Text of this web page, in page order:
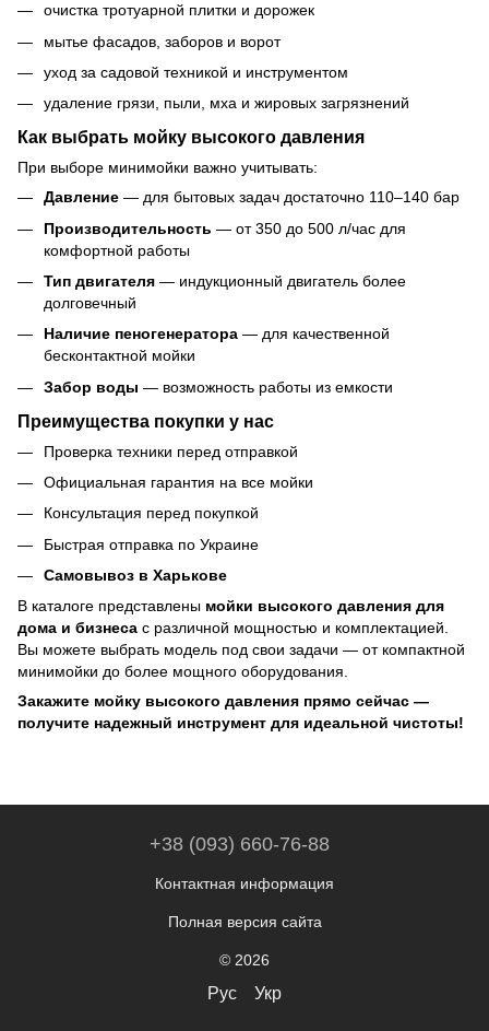
очистка тротуарной плитки и дорожек
мытье фасадов, заборов и ворот
уход за садовой техникой и инструментом
удаление грязи, пыли, мха и жировых загрязнений
Как выбрать мойку высокого давления
При выборе минимойки важно учитывать:
Давление — для бытовых задач достаточно 110–140 бар
Производительность — от 350 до 500 л/час для
комфортной работы
Тип двигателя — индукционный двигатель более
долговечный
Наличие пеногенератора — для качественной
бесконтактной мойки
Забор воды — возможность работы из емкости
Преимущества покупки у нас
Проверка техники перед отправкой
Официальная гарантия на все мойки
Консультация перед покупкой
Быстрая отправка по Украине
Самовывоз в Харькове
В каталоге представлены мойки высокого давления для
дома и бизнеса с различной мощностью и комплектацией.
Вы можете выбрать модель под свои задачи — от компактной
минимойки до более мощного оборудования.
Закажите мойку высокого давления прямо сейчас —
получите надежный инструмент для идеальной чистоты!
+38 (093) 660-76-88
Контактная информация
Полная версия сайта
© 2026
Рус Укр